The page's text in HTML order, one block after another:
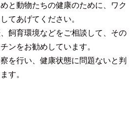
と動物たちの健康のために、ワク
てあげてください。
飼育環境などをご相談して、その
ンをお勧めしています。
を行い、健康状態に問題ないと判
す。